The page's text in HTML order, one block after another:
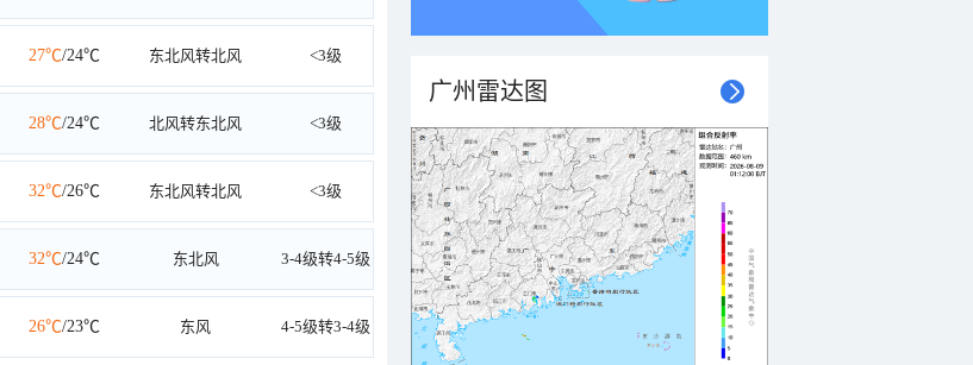
27℃/24℃ 东北风转北风 <3级
28℃/24℃ 北风转东北风 <3级
32℃/26℃ 东北风转北风 <3级
32℃/24℃ 东北风 3-4级转4-5级
26℃/23℃ 东风 4-5级转3-4级
广州雷达图